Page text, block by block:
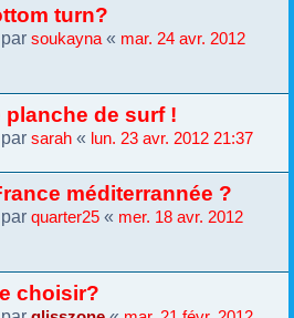
turn?
soukayna « mar. 24 avr. 2012
planche de surf !
sarah « lun. 23 avr. 2012 21:37
méditerrannée ?
quarter25 « mer. 18 avr. 2012
choisir?